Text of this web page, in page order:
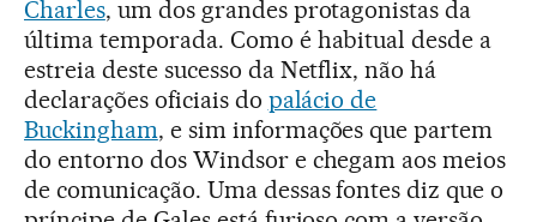
Charles, um dos grandes protagonistas da
última temporada. Como é habitual desde a
estreia deste sucesso da Netflix, não há
declarações oficiais do palácio de
Buckingham, e sim informações que partem
do entorno dos Windsor e chegam aos meios
de comunicação. Uma dessas fontes diz que o